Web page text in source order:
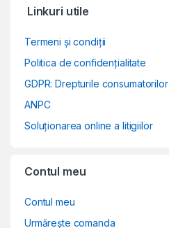
Linkuri utile
Termeni și condiții
Politica de confidențialitate
GDPR: Drepturile consumatorilor
ANPC
Soluționarea online a litigiilor
Contul meu
Contul meu
Urmărește comanda